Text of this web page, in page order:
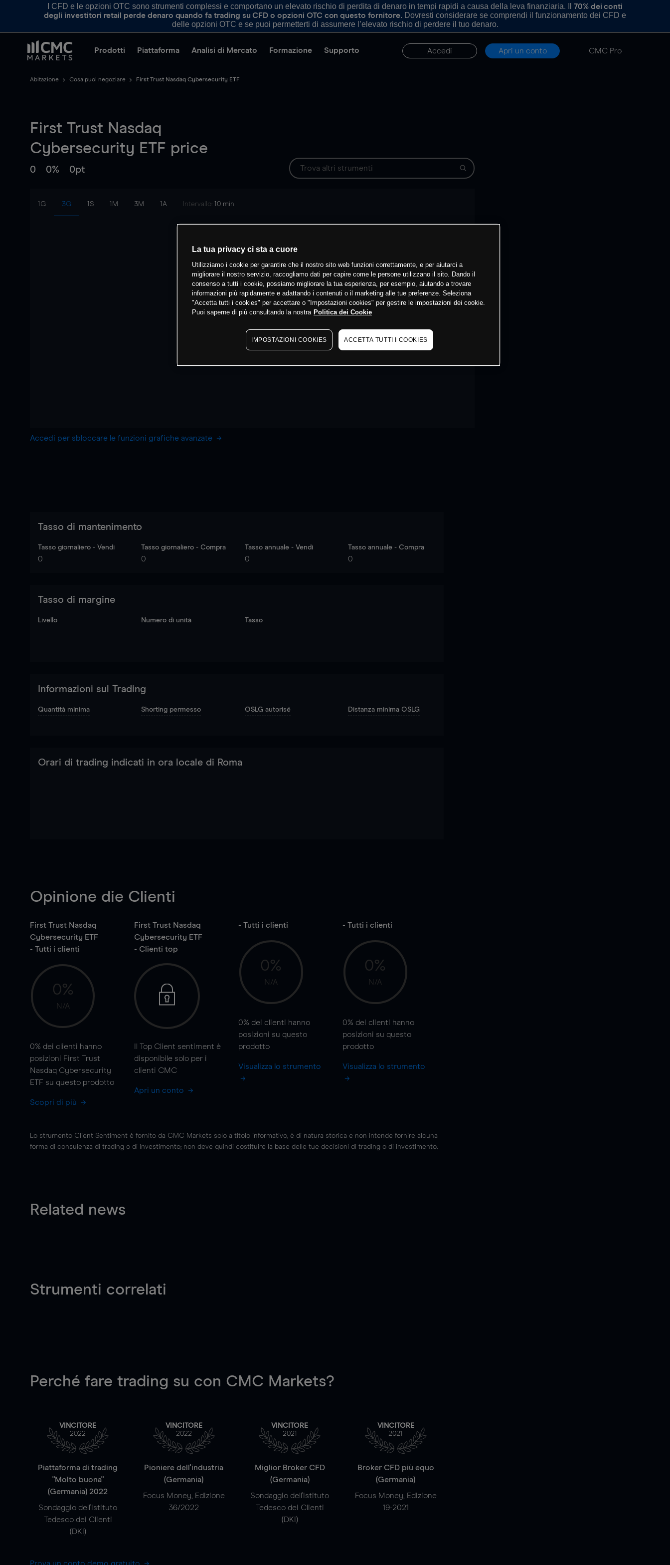
I CFD e le opzioni OTC sono strumenti complessi e comportano un elevato rischio di perdita di denaro in tempi rapidi a causa della leva finanziaria. Il 70% dei conti
degli investitori retail perde denaro quando fa trading su CFD o opzioni OTC con questo fornitore. Dovresti considerare se comprendi il funzionamento dei CFD e
delle opzioni OTC e se puoi permetterti di assumere l’elevato rischio di perdere il tuo denaro.
Prodotti Piattaforma Analisi di Mercato Formazione Supporto Accedi Apri un conto CMC Pro
Abitazione Cosa puoi negoziare First Trust Nasdaq Cybersecurity ETF
First Trust Nasdaq
Cybersecurity ETF price
0 0% 0pt
1G 3G 1S 1M 3M 1A Intervallo: 10 min
Accedi per sbloccare le funzioni grafiche avanzate
Tasso di mantenimento
Tasso giornaliero - Vendi
0
Tasso giornaliero - Compra
0
Tasso annuale - Vendi
0
Tasso annuale - Compra
0
Tasso di margine
Livello Numero di unità Tasso
Informazioni sul Trading
Quantità minima Shorting permesso OSLG autorisé Distanza minima OSLG
Orari di trading indicati in ora locale di Roma
Opinione die Clienti
First Trust Nasdaq
Cybersecurity ETF
- Tutti i clienti
0%
N/A
0% dei clienti hanno
posizioni First Trust
Nasdaq Cybersecurity
ETF su questo prodotto
Scopri di più
First Trust Nasdaq
Cybersecurity ETF
- Clienti top
Il Top Client sentiment è
disponibile solo per i
clienti CMC
Apri un conto
- Tutti i clienti
0%
N/A
0% dei clienti hanno
posizioni su questo
prodotto
Visualizza lo strumento
- Tutti i clienti
0%
N/A
0% dei clienti hanno
posizioni su questo
prodotto
Visualizza lo strumento
Lo strumento Client Sentiment è fornito da CMC Markets solo a titolo informativo, è di natura storica e non intende fornire alcuna
forma di consulenza di trading o di investimento; non deve quindi costituire la base delle tue decisioni di trading o di investimento.
Related news
Strumenti correlati
Perché fare trading su con CMC Markets?
VINCITORE
2022
Piattaforma di trading
"Molto buona"
(Germania) 2022
Sondaggio dell'Istituto
Tedesco dei Clienti
(DKI)
VINCITORE
2022
Pioniere dell'industria
(Germania)
Focus Money, Edizione
36/2022
VINCITORE
2021
Miglior Broker CFD
(Germania)
Sondaggio dell'Istituto
Tedesco dei Clienti
(DKI)
VINCITORE
2021
Broker CFD più equo
(Germania)
Focus Money, Edizione
19-2021
La tua privacy ci sta a cuore
Utilizziamo i cookie per garantire che il nostro sito web funzioni correttamente, e per aiutarci a
migliorare il nostro servizio, raccogliamo dati per capire come le persone utilizzano il sito. Dando il
consenso a tutti i cookie, possiamo migliorare la tua esperienza, per esempio, aiutando a trovare
informazioni più rapidamente e adattando i contenuti o il marketing alle tue preferenze. Seleziona
"Accetta tutti i cookies" per accettare o "Impostazioni cookies" per gestire le impostazioni dei cookie.
Puoi saperne di più consultando la nostra Politica dei Cookie
IMPOSTAZIONI COOKIES ACCETTA TUTTI I COOKIES